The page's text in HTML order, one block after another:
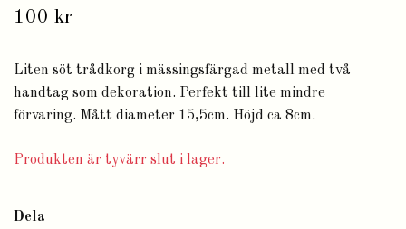
100 kr
Liten söt trådkorg i mässingsfärgad metall med två
handtag som dekoration. Perfekt till lite mindre
förvaring. Mått diameter 15,5cm. Höjd ca 8cm.
Produkten är tyvärr slut i lager.
Dela